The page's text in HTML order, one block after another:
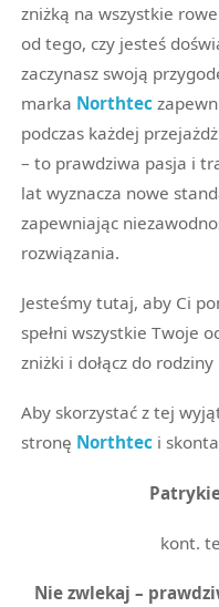
zniżką na wszystkie
od tego, czy jesteś
zaczynasz swoją
marka Northtec
podczas każdej
– to prawdziwa pasja i
lat wyznacza nowe
zapewniając
rozwiązania.
Jesteśmy tutaj, aby Ci
spełni wszystkie Twoje
zniżki i dołącz do
Aby skorzystać z tej
stronę Northtec i
kont.
Nie zwlekaj –